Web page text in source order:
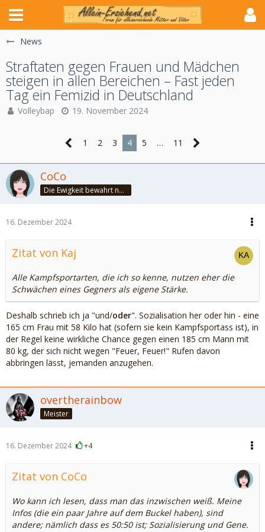
News
Straftaten gegen Frauen und Mädchen
steigen in allen Bereichen – Fast jeden
Tag ein Femizid in Deutschland
Volleybap 19. November 2024
1 2 3 4 5 … 11
CoCo
Die Ewigkeit bewahrt nur die Liebe, weil sie von gleicher Natur ist. ~Khalil Gibran~
16. Dezember 2024
Zitat von Kaj
Alle Kampfsportarten, die ich so kenne, nutzen eher die
Schwächen eines Gegners als eigene Stärke.
Deshalb schrieb ich ja "und/oder". Sozialisation her oder hin - eine
165 cm Frau mit 58 Kilo hat (sofern sie kein Kampfsportass ist), in
der Regel keine wirkliche Chance gegen einen 185 cm Mann mit
80 kg, der sich nicht wegen "Feuer, Feuer!" Rufen davon
abbringen lässt, jemanden anzugehen.
overtherainbow
Meister
16. Dezember 2024 +4
Zitat von CoCo
Wo kann ich lesen, dass man das inzwischen weiß. Meine
Infos (die ein paar Jahre auf dem Buckel haben), sind
andere; nämlich dass es 50:50 ist; Sozialisierung und Gene.